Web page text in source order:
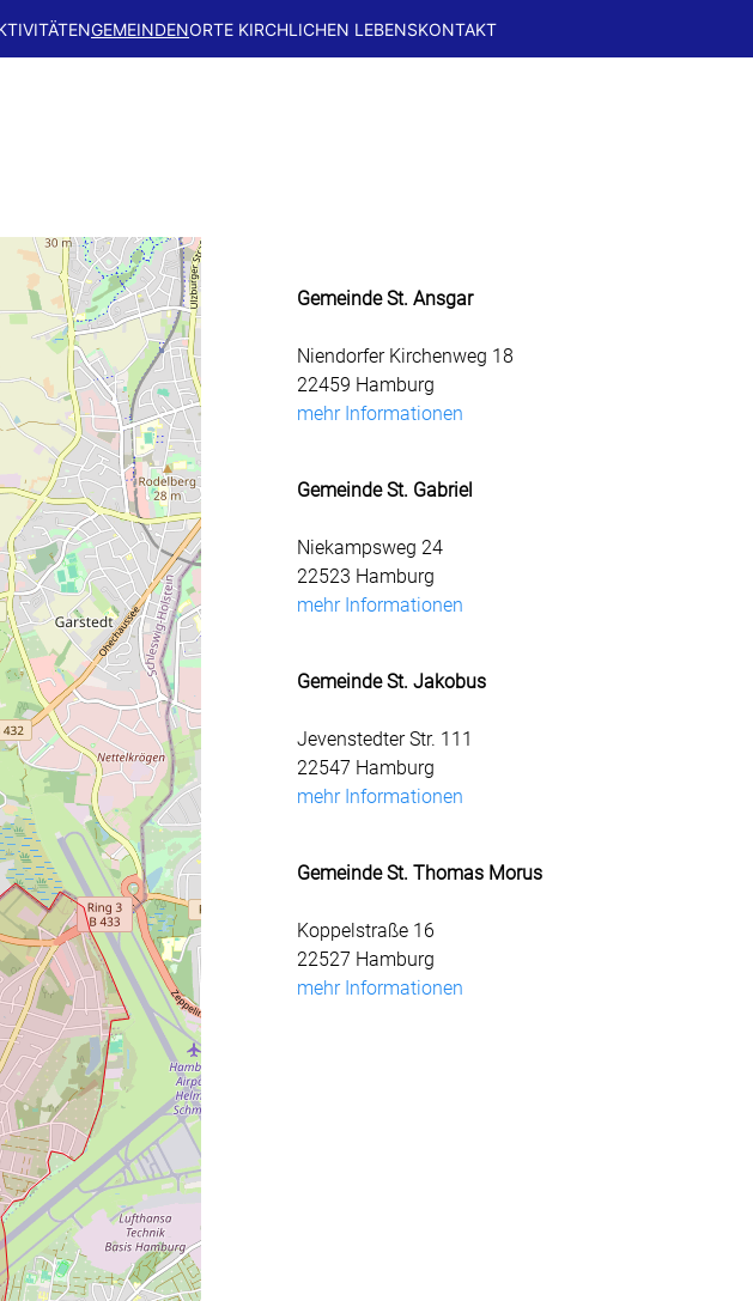
GEMEINDENORTE KIRCHLICHEN LEBENSKONTAKT
Gemeinde St. Ansgar
Niendorfer Kirchenweg 18
22459 Hamburg
mehr Informationen
Gemeinde St. Gabriel
Niekampsweg 24
22523 Hamburg
mehr Informationen
Gemeinde St. Jakobus
Jevenstedter Str. 111
22547 Hamburg
mehr Informationen
Gemeinde St. Thomas Morus
Koppelstraße 16
22527 Hamburg
mehr Informationen